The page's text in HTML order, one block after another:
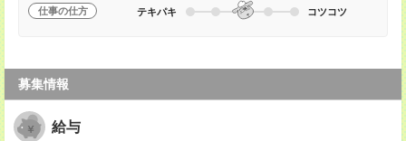
仕事の仕方 テキパキ コツコツ
募集情報
給与